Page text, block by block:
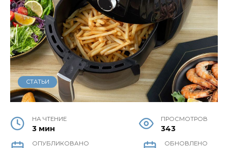
СТАТЬИ
НА ЧТЕНИЕ
3 мин
ПРОСМОТРОВ
343
ОПУБЛИКОВАНО ОБНОВЛЕНО